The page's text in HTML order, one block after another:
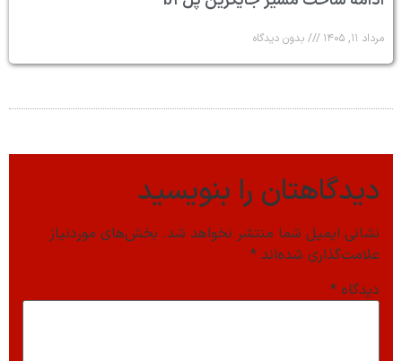
مرداد ۱۱, ۱۴۰۵ بدون دیدگاه
دیدگاهتان را بنویسید
نشانی ایمیل شما منتشر نخواهد شد. بخش‌های موردنیاز
علامت‌گذاری شده‌اند *
دیدگاه *